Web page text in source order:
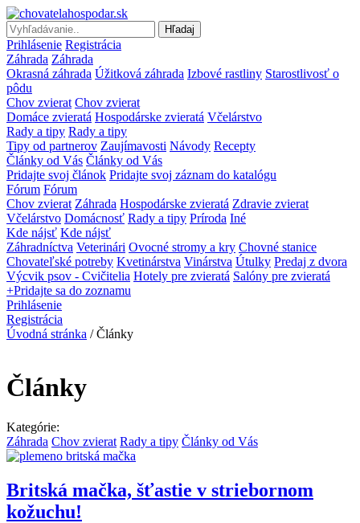
Hľadaj
Prihlásenie Registrácia
Záhrada Záhrada
Okrasná záhrada Úžitková záhrada Izbové rastliny Starostlivosť o
pôdu
Chov zvierat Chov zvierat
Domáce zvieratá Hospodárske zvieratá Včelárstvo
Rady a tipy Rady a tipy
Tipy od partnerov Zaujímavosti Návody Recepty
Články od Vás Články od Vás
Pridajte svoj článok Pridajte svoj záznam do katalógu
Fórum Fórum
Chov zvierat Záhrada Hospodárske zvieratá Zdravie zvierat
Včelárstvo Domácnosť Rady a tipy Príroda Iné
Kde nájsť Kde nájsť
Záhradníctva Veterinári Ovocné stromy a kry Chovné stanice
Chovateľské potreby Kvetinárstva Vinárstva Útulky Predaj z dvora
Výcvik psov - Cvičitelia Hotely pre zvieratá Salóny pre zvieratá
+Pridajte sa do zoznamu
Prihlásenie
Registrácia
Úvodná stránka / Články
Články
Kategórie:
Záhrada Chov zvierat Rady a tipy Články od Vás
Britská mačka, šťastie v striebornom
kožuchu!